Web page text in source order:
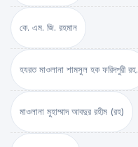
কে. এম. জি. রহমান
হযরত মাওলানা শামসুল হক ফরিদপুরী রহ.
মাওলানা মুহাম্মাদ আবদুর রহীম (রহ)